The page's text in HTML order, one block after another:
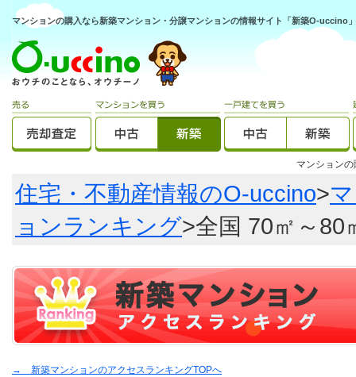
マンションの購入なら新築マンション・分譲マンションの情報サイト「新築O-uccino」
マンション
住宅・不動産情報のO-uccino>
ョンランキング>全国 70㎡～
→ 新築マンションのアクセスランキングTOPへ